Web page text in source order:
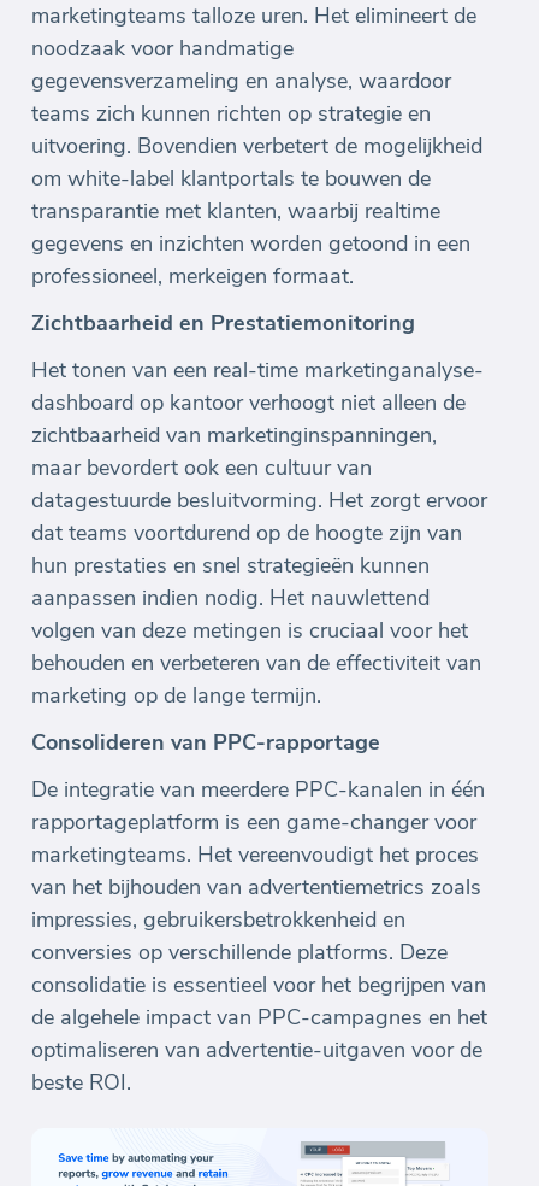
marketingteams talloze uren. Het elimineert de
noodzaak voor handmatige
gegevensverzameling en analyse, waardoor
teams zich kunnen richten op strategie en
uitvoering. Bovendien verbetert de mogelijkheid
om white-label klantportals te bouwen de
transparantie met klanten, waarbij realtime
gegevens en inzichten worden getoond in een
professioneel, merkeigen formaat.
Zichtbaarheid en Prestatiemonitoring
Het tonen van een real-time marketinganalyse-
dashboard op kantoor verhoogt niet alleen de
zichtbaarheid van marketinginspanningen,
maar bevordert ook een cultuur van
datagestuurde besluitvorming. Het zorgt ervoor
dat teams voortdurend op de hoogte zijn van
hun prestaties en snel strategieën kunnen
aanpassen indien nodig. Het nauwlettend
volgen van deze metingen is cruciaal voor het
behouden en verbeteren van de effectiviteit van
marketing op de lange termijn.
Consolideren van PPC-rapportage
De integratie van meerdere PPC-kanalen in één
rapportageplatform is een game-changer voor
marketingteams. Het vereenvoudigt het proces
van het bijhouden van advertentiemetrics zoals
impressies, gebruikersbetrokkenheid en
conversies op verschillende platforms. Deze
consolidatie is essentieel voor het begrijpen van
de algehele impact van PPC-campagnes en het
optimaliseren van advertentie-uitgaven voor de
beste ROI.